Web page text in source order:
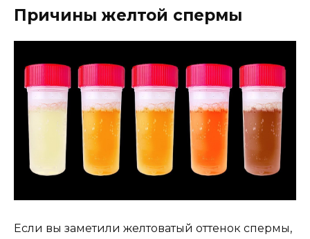
Причины желтой спермы
Если вы заметили желтоватый оттенок спермы,